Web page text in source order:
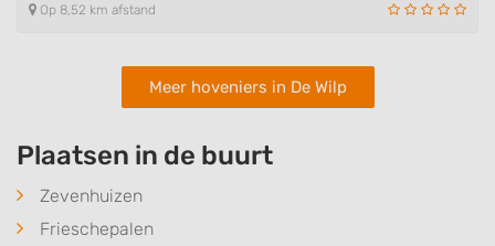
Op 8,52 km afstand
Meer hoveniers in De Wilp
Plaatsen in de buurt
Zevenhuizen
Frieschepalen